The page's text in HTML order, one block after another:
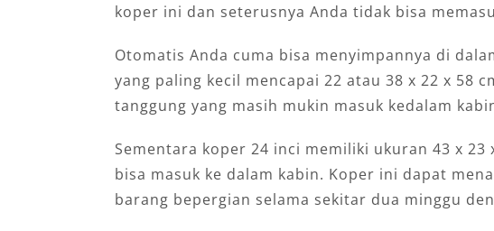
koper ini dan seterusnya Anda tidak bisa
Otomatis Anda cuma bisa menyimpannya di
yang paling kecil mencapai 22 atau 38 x 22 x 58
tanggung yang masih mukin masuk kedalam
Sementara koper 24 inci memiliki ukuran 43 x 23
bisa masuk ke dalam kabin. Koper ini dapat
barang bepergian selama sekitar dua minggu